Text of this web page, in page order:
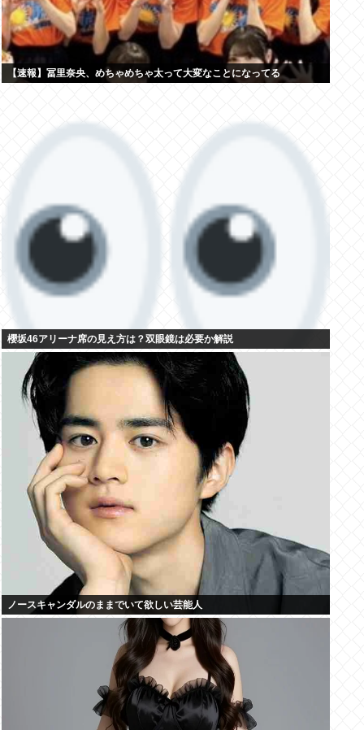
【速報】冨里奈央、めちゃめちゃ太って大変なことになってる
櫻坂46アリーナ席の見え方は？双眼鏡は必要か解説
ノースキャンダルのままでいて欲しい芸能人